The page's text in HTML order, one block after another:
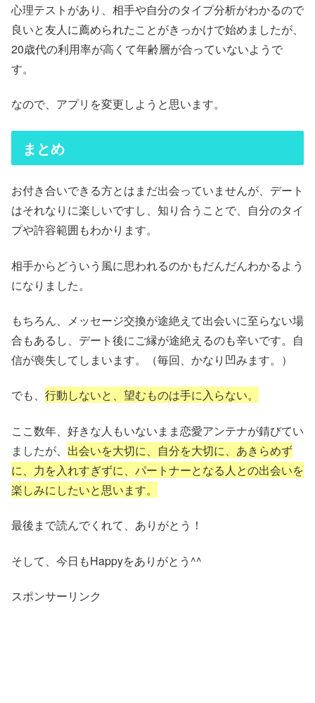
心理テストがあり、相手や自分のタイプ分析がわかるので
良いと友人に薦められたことがきっかけで始めましたが、
20歳代の利用率が高くて年齢層が合っていないようで
す。
なので、アプリを変更しようと思います。
まとめ
お付き合いできる方とはまだ出会っていませんが、デート
はそれなりに楽しいですし、知り合うことで、自分のタイ
プや許容範囲もわかります。
相手からどういう風に思われるのかもだんだんわかるよう
になりました。
もちろん、メッセージ交換が途絶えて出会いに至らない場
合もあるし、デート後にご縁が途絶えるのも辛いです。自
信が喪失してしまいます。（毎回、かなり凹みます。）
でも、 行動しないと、望むものは手に入らない。
ここ数年、好きな人もいないまま恋愛アンテナが錆びてい
ましたが、 出会いを大切に、自分を大切に、あきらめず
に、力を入れすぎずに、パートナーとなる人との出会いを
楽しみにしたいと思います。
最後まで読んでくれて、ありがとう！
そして、今日もHappyをありがとう^^
スポンサーリンク